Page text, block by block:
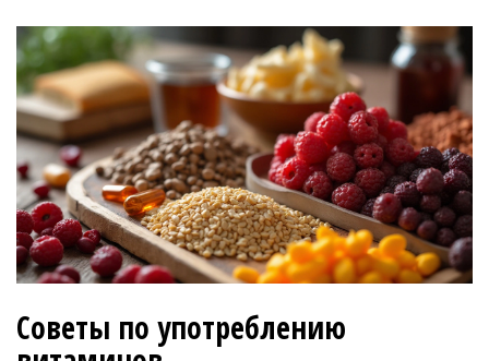
Советы по употреблению